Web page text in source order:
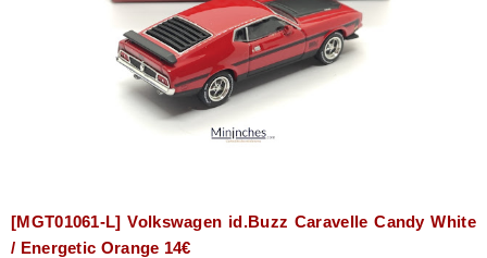
[MGT01061-L] Volkswagen id.Buzz Caravelle Candy White
/ Energetic Orange 14€